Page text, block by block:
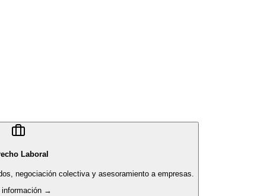
Laboral
negociación colectiva y asesoramiento a empresas.
información →